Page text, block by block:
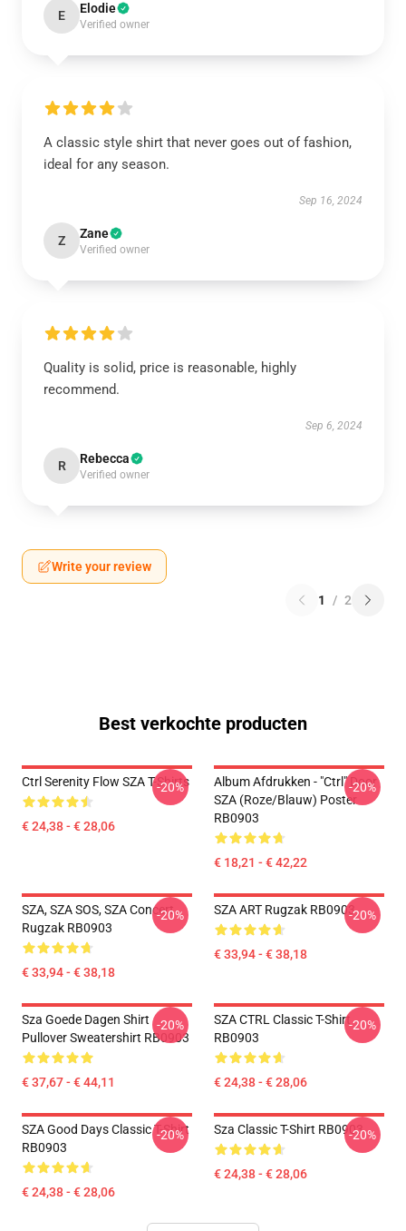
E Elodie
Verified owner
A classic style shirt that never goes out of fashion,
ideal for any season.
Sep 16, 2024
Z Zane
Verified owner
Quality is solid, price is reasonable, highly
recommend.
Sep 6, 2024
R Rebecca
Verified owner
Write your review
1 / 2
Best verkochte producten
Ctrl Serenity Flow SZA T-Shirts
€ 24,38 - € 28,06
-20%
Album Afdrukken - "Ctrl" Door
SZA (Roze/blauw) Poster
RB0903
€ 18,21 - € 42,22
-20%
SZA, SZA SOS, SZA Concert
Rugzak RB0903
€ 33,94 - € 38,18
-20% SZA ART Rugzak RB0903
€ 33,94 - € 38,18
-20%
Sza Goede Dagen Shirt
Pullover Sweatershirt RB0903
€ 37,67 - € 44,11
-20%
SZA CTRL Classic T-Shirt
RB0903
€ 24,38 - € 28,06
-20%
SZA Good Days Classic T-Shirt
RB0903
€ 24,38 - € 28,06
-20% Sza Classic T-Shirt RB0903
€ 24,38 - € 28,06
-20%